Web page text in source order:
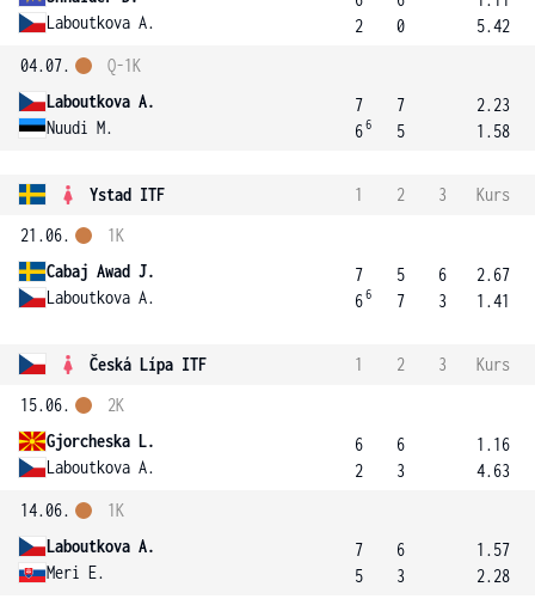
Laboutkova A.
2
0
5.42
04.07.
Laboutkova A.
Nuudi M.
Q-1K
7
66
7
5
2.23
1.58
Ystad ITF 1 2 3
Kurs
21.06.
Cabaj Awad J.
Laboutkova A.
1K
7
66
5
7
6
3
2.67
1.41
Česká Lípa ITF 1 2 3
Kurs
15.06.
Gjorcheska L.
Laboutkova A.
2K
6
2
6
3
1.16
4.63
14.06.
Laboutkova A.
Meri E.
1K
7
5
6
3
1.57
2.28